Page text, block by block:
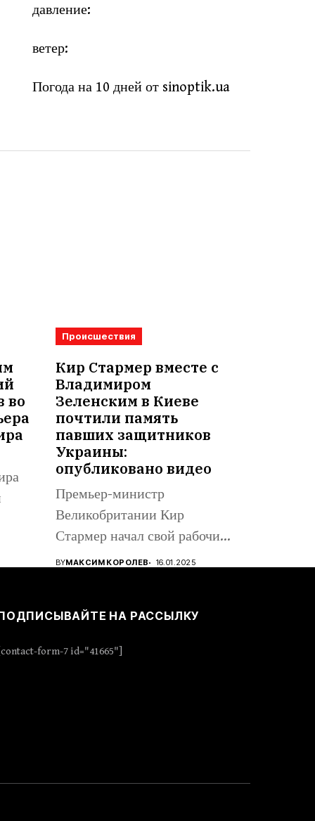
давление:
ветер:
Погода на 10 дней от sinoptik.ua
во
Происшествия
Кир Стармер вместе с
Владимиром
Зеленским в Киеве
почтили память
павших защитников
Украины:
опубликовано видео
Премьер-министр
Великобритании Кир
Стармер начал свой рабочий
визит в Киев, вместе с...
BYМАКСИМ КОРОЛЕВ 16.01.2025
НА РАССЫЛКУ
[contact-form-7 id="41665"]